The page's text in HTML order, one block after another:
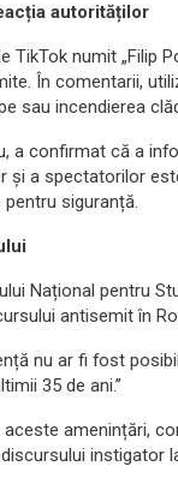
autorităților
TikTok numit „Filip
În comentarii,
sau incendierea
a confirmat că a
și a spectatorilor
siguranță.
Național pentru
antisemit în
nu ar fi fost
35 de ani.”
amenințări,
instigator